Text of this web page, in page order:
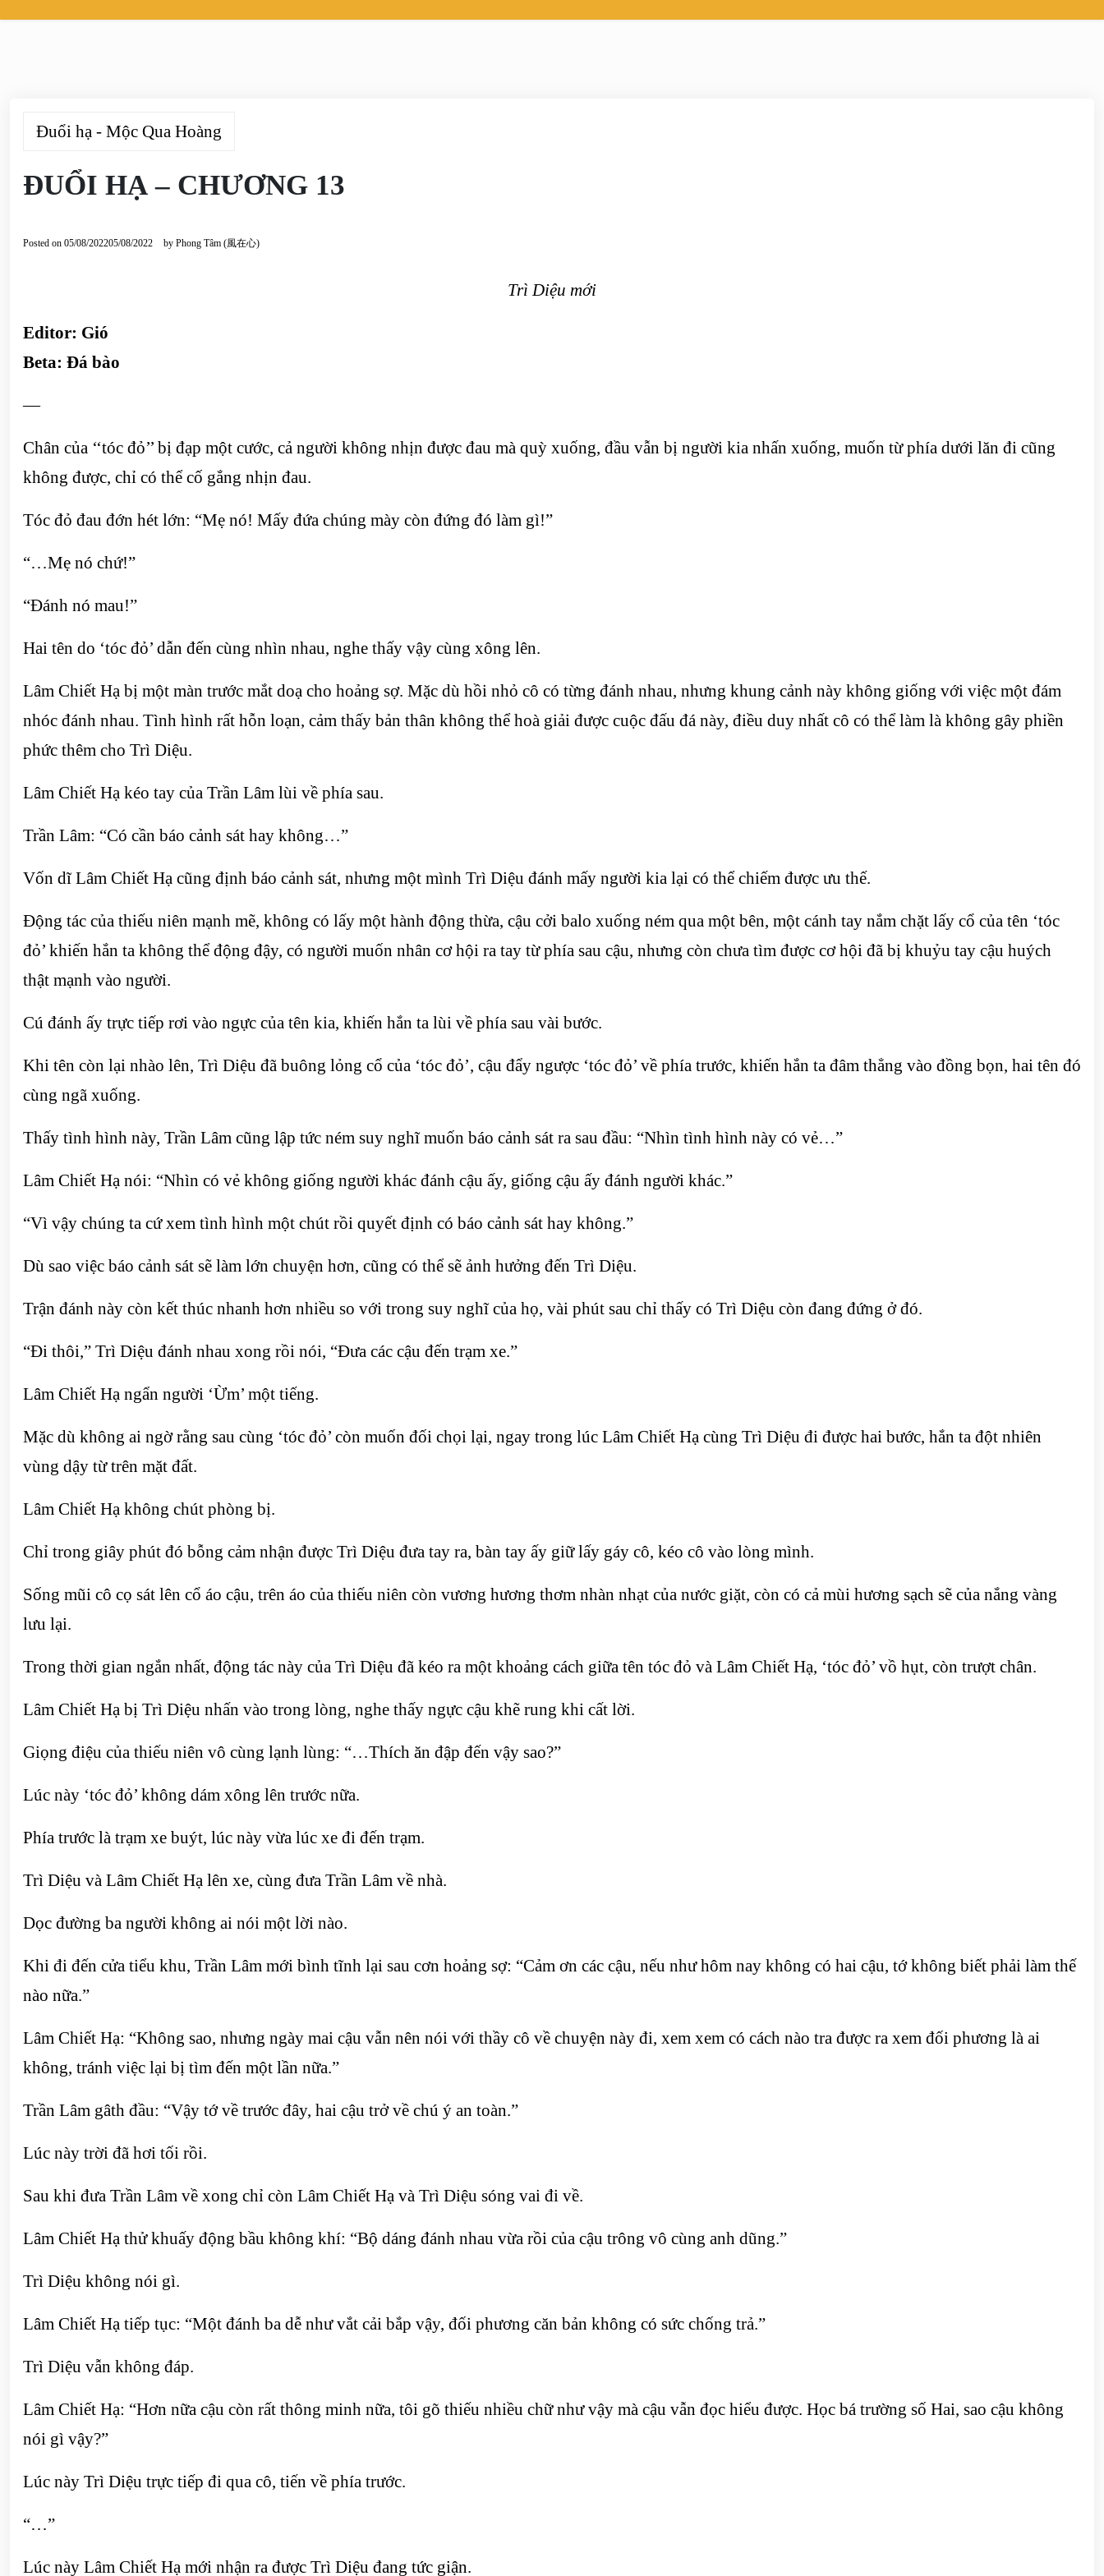
Đuổi hạ - Mộc Qua Hoàng
ĐUỔI HẠ – CHƯƠNG 13
Posted on 05/08/202205/08/2022 by Phong Tâm (風在心)
Trì Diệu mới
Editor: Gió
Beta: Đá bào
—
Chân của ‘‘tóc đỏ’’ bị đạp một cước, cả người không nhịn được đau mà quỳ xuống, đầu vẫn bị người kia nhấn xuống, muốn từ phía dưới lăn đi cũng
không được, chỉ có thể cố gắng nhịn đau.
Tóc đỏ đau đớn hét lớn: “Mẹ nó! Mấy đứa chúng mày còn đứng đó làm gì!”
“…Mẹ nó chứ!”
“Đánh nó mau!”
Hai tên do ‘tóc đỏ’ dẫn đến cùng nhìn nhau, nghe thấy vậy cùng xông lên.
Lâm Chiết Hạ bị một màn trước mắt doạ cho hoảng sợ. Mặc dù hồi nhỏ cô có từng đánh nhau, nhưng khung cảnh này không giống với việc một đám
nhóc đánh nhau. Tình hình rất hỗn loạn, cảm thấy bản thân không thể hoà giải được cuộc đấu đá này, điều duy nhất cô có thể làm là không gây phiền
phức thêm cho Trì Diệu.
Lâm Chiết Hạ kéo tay của Trần Lâm lùi về phía sau.
Trần Lâm: “Có cần báo cảnh sát hay không…”
Vốn dĩ Lâm Chiết Hạ cũng định báo cảnh sát, nhưng một mình Trì Diệu đánh mấy người kia lại có thể chiếm được ưu thế.
Động tác của thiếu niên mạnh mẽ, không có lấy một hành động thừa, cậu cởi balo xuống ném qua một bên, một cánh tay nắm chặt lấy cổ của tên ‘tóc
đỏ’ khiến hắn ta không thể động đậy, có người muốn nhân cơ hội ra tay từ phía sau cậu, nhưng còn chưa tìm được cơ hội đã bị khuỷu tay cậu huých
thật mạnh vào người.
Cú đánh ấy trực tiếp rơi vào ngực của tên kia, khiến hắn ta lùi về phía sau vài bước.
Khi tên còn lại nhào lên, Trì Diệu đã buông lỏng cổ của ‘tóc đỏ’, cậu đẩy ngược ‘tóc đỏ’ về phía trước, khiến hắn ta đâm thẳng vào đồng bọn, hai tên đó
cùng ngã xuống.
Thấy tình hình này, Trần Lâm cũng lập tức ném suy nghĩ muốn báo cảnh sát ra sau đầu: “Nhìn tình hình này có vẻ…”
Lâm Chiết Hạ nói: “Nhìn có vẻ không giống người khác đánh cậu ấy, giống cậu ấy đánh người khác.”
“Vì vậy chúng ta cứ xem tình hình một chút rồi quyết định có báo cảnh sát hay không.”
Dù sao việc báo cảnh sát sẽ làm lớn chuyện hơn, cũng có thể sẽ ảnh hưởng đến Trì Diệu.
Trận đánh này còn kết thúc nhanh hơn nhiều so với trong suy nghĩ của họ, vài phút sau chỉ thấy có Trì Diệu còn đang đứng ở đó.
“Đi thôi,” Trì Diệu đánh nhau xong rồi nói, “Đưa các cậu đến trạm xe.”
Lâm Chiết Hạ ngẩn người ‘Ừm’ một tiếng.
Mặc dù không ai ngờ rằng sau cùng ‘tóc đỏ’ còn muốn đối chọi lại, ngay trong lúc Lâm Chiết Hạ cùng Trì Diệu đi được hai bước, hắn ta đột nhiên
vùng dậy từ trên mặt đất.
Lâm Chiết Hạ không chút phòng bị.
Chỉ trong giây phút đó bỗng cảm nhận được Trì Diệu đưa tay ra, bàn tay ấy giữ lấy gáy cô, kéo cô vào lòng mình.
Sống mũi cô cọ sát lên cổ áo cậu, trên áo của thiếu niên còn vương hương thơm nhàn nhạt của nước giặt, còn có cả mùi hương sạch sẽ của nắng vàng
lưu lại.
Trong thời gian ngắn nhất, động tác này của Trì Diệu đã kéo ra một khoảng cách giữa tên tóc đỏ và Lâm Chiết Hạ, ‘tóc đỏ’ vồ hụt, còn trượt chân.
Lâm Chiết Hạ bị Trì Diệu nhấn vào trong lòng, nghe thấy ngực cậu khẽ rung khi cất lời.
Giọng điệu của thiếu niên vô cùng lạnh lùng: “…Thích ăn đập đến vậy sao?”
Lúc này ‘tóc đỏ’ không dám xông lên trước nữa.
Phía trước là trạm xe buýt, lúc này vừa lúc xe đi đến trạm.
Trì Diệu và Lâm Chiết Hạ lên xe, cùng đưa Trần Lâm về nhà.
Dọc đường ba người không ai nói một lời nào.
Khi đi đến cửa tiểu khu, Trần Lâm mới bình tĩnh lại sau cơn hoảng sợ: “Cảm ơn các cậu, nếu như hôm nay không có hai cậu, tớ không biết phải làm thế
nào nữa.”
Lâm Chiết Hạ: “Không sao, nhưng ngày mai cậu vẫn nên nói với thầy cô về chuyện này đi, xem xem có cách nào tra được ra xem đối phương là ai
không, tránh việc lại bị tìm đến một lần nữa.”
Trần Lâm gâth đầu: “Vậy tớ về trước đây, hai cậu trở về chú ý an toàn.”
Lúc này trời đã hơi tối rồi.
Sau khi đưa Trần Lâm về xong chỉ còn Lâm Chiết Hạ và Trì Diệu sóng vai đi về.
Lâm Chiết Hạ thử khuấy động bầu không khí: “Bộ dáng đánh nhau vừa rồi của cậu trông vô cùng anh dũng.”
Trì Diệu không nói gì.
Lâm Chiết Hạ tiếp tục: “Một đánh ba dễ như vắt cải bắp vậy, đối phương căn bản không có sức chống trả.”
Trì Diệu vẫn không đáp.
Lâm Chiết Hạ: “Hơn nữa cậu còn rất thông minh nữa, tôi gõ thiếu nhiều chữ như vậy mà cậu vẫn đọc hiểu được. Học bá trường số Hai, sao cậu không
nói gì vậy?”
Lúc này Trì Diệu trực tiếp đi qua cô, tiến về phía trước.
“…”
Lúc này Lâm Chiết Hạ mới nhận ra được Trì Diệu đang tức giận.